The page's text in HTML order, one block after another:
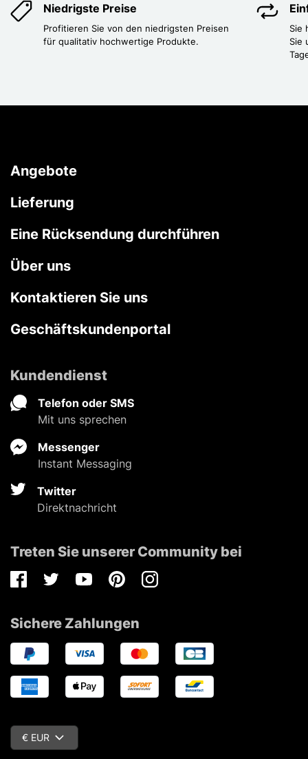
Niedrigste Preise
Profitieren Sie von den niedrigsten Preisen
für qualitativ hochwertige Produkte.
Sie
Sie
Angebote
Lieferung
Eine Rücksendung durchführen
Über uns
Kontaktieren Sie uns
Geschäftskundenportal
Kundendienst
Telefon oder SMS
Mit uns sprechen
Messenger
Instant Messaging
Twitter
Direktnachricht
Treten Sie unserer Community bei
FacebookTwitterYoutubePinterestInstagram
Sichere Zahlungen
€ EUR